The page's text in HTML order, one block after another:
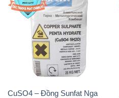
CuSO4 – Đồng Sunfat Nga